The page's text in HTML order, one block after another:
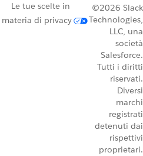
Le tue scelte in
materia di privacy
©2026 Slack
Technologies,
LLC, una
società
Salesforce.
Tutti i diritti
riservati.
Diversi
marchi
registrati
detenuti dai
rispettivi
proprietari.